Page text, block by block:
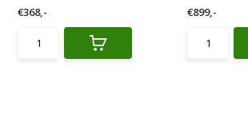
€368,- €899,-